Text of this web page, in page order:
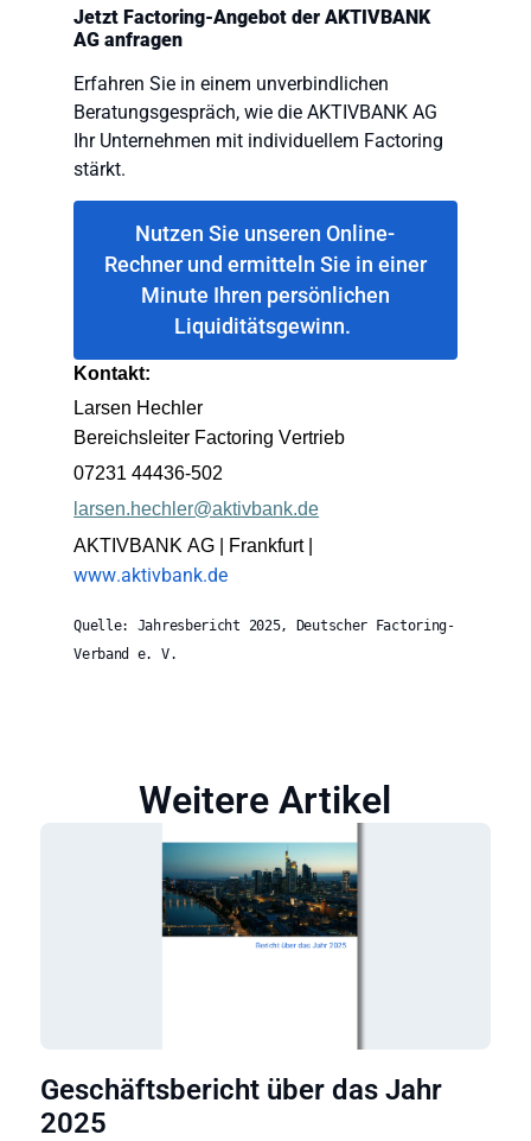
Jetzt Factoring-Angebot der AKTIVBANK
AG anfragen
Erfahren Sie in einem unverbindlichen
Beratungsgespräch, wie die AKTIVBANK AG
Ihr Unternehmen mit individuellem Factoring
stärkt.
Nutzen Sie unseren Online-
Rechner und ermitteln Sie in einer
Minute Ihren persönlichen
Liquiditätsgewinn.
Kontakt:
Larsen Hechler
Bereichsleiter Factoring Vertrieb
07231 44436-502
larsen.hechler@aktivbank.de
AKTIVBANK AG |
Frankfurt|
www.aktivbank.de
Quelle: Jahresbericht 2025, Deutscher Factoring-
Verband e. V.
Weitere Artikel​
Geschäftsbericht über das Jahr
2025